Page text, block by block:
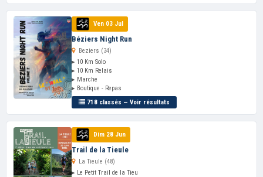
Ven 03 Jul
Béziers Night Run
Beziers (34)
▸ 10 Km Solo
▸ 10 Km Relais
▸ Marche
▸ Boutique - Repas
718 classés — Voir résultats
Dim 28 Jun
Trail de la Tieule
La Tieule (48)
▸ Le Petit Trail de la Tieu